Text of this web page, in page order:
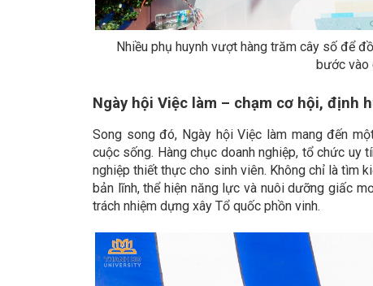
Nhiều phụ huynh vượt hàng trăm cây số để
bước vào
Ngày hội Việc làm – chạm cơ hội, định
Song song đó, Ngày hội Việc làm mang đến
cuộc sống. Hàng chục doanh nghiệp, tổ chức uy
nghiệp thiết thực cho sinh viên. Không chỉ là tìm
bản lĩnh, thể hiện năng lực và nuôi dưỡng giấc
trách nhiệm dựng xây Tổ quốc phồn vinh.